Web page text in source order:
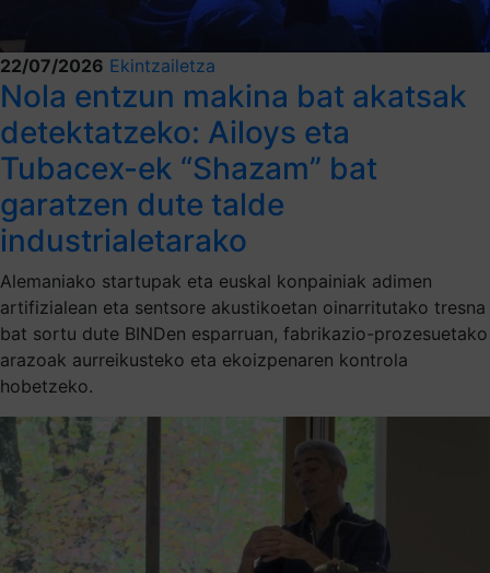
22/07/2026 Ekintzailetza
Nola entzun makina bat akatsak
detektatzeko: Ailoys eta
Tubacex-ek “Shazam” bat
garatzen dute talde
industrialetarako
Alemaniako startupak eta euskal konpainiak adimen
artifizialean eta sentsore akustikoetan oinarritutako tresna
bat sortu dute BINDen esparruan, fabrikazio-prozesuetako
arazoak aurreikusteko eta ekoizpenaren kontrola
hobetzeko.